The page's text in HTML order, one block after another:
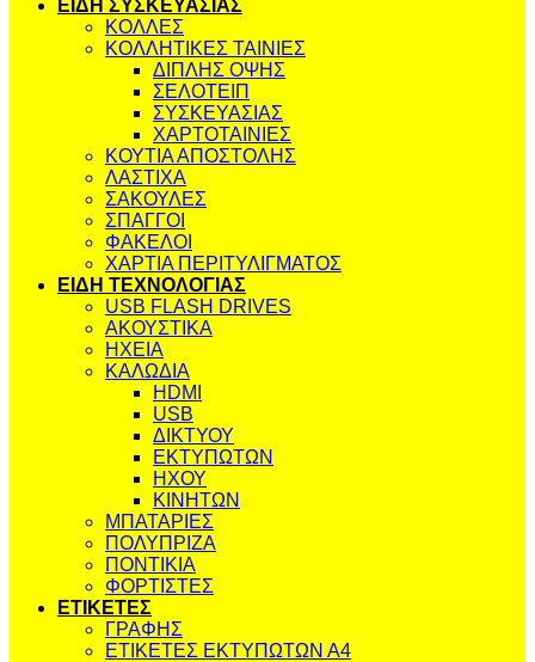
ΕΙΔΗ ΣΥΣΚΕΥΑΣΙΑΣ
ΚΟΛΛΕΣ
ΚΟΛΛΗΤΙΚΕΣ ΤΑΙΝΙΕΣ
ΔΙΠΛΗΣ ΟΨΗΣ
ΣΕΛΟΤΕΙΠ
ΣΥΣΚΕΥΑΣΙΑΣ
ΧΑΡΤΟΤΑΙΝΙΕΣ
ΚΟΥΤΙΑ ΑΠΟΣΤΟΛΗΣ
ΛΑΣΤΙΧΑ
ΣΑΚΟΥΛΕΣ
ΣΠΑΓΓΟΙ
ΦΑΚΕΛΟΙ
ΧΑΡΤΙΑ ΠΕΡΙΤΥΛΙΓΜΑΤΟΣ
ΕΙΔΗ ΤΕΧΝΟΛΟΓΙΑΣ
USB FLASH DRIVES
ΑΚΟΥΣΤΙΚΑ
ΗΧΕΙΑ
ΚΑΛΩΔΙΑ
HDMI
USB
ΔΙΚΤΥΟΥ
ΕΚΤΥΠΩΤΩΝ
ΗΧΟΥ
ΚΙΝΗΤΩΝ
ΜΠΑΤΑΡΙΕΣ
ΠΟΛΥΠΡΙΖΑ
ΠΟΝΤΙΚΙΑ
ΦΟΡΤΙΣΤΕΣ
ΕΤΙΚΕΤΕΣ
ΓΡΑΦΗΣ
ΕΤΙΚΕΤΕΣ ΕΚΤΥΠΩΤΩΝ Α4